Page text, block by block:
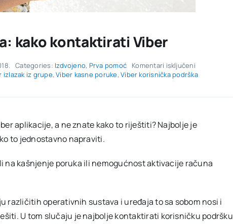
kako kontaktirati Viber
Categories: Izdvojeno, Prva pomoć Komentari isključeniza
Viber
izlazak iz grupe,Viber kasne poruke,Viber korisnička podrška
aplikacije, a ne znate kako to riještiti? Najbolje je
to jednostavno napraviti.
na kašnjenje poruka ili nemogućnost aktivacije računa
različitih operativnih sustava i uređaja to sa sobom nosi i
U tom slučaju je najbolje kontaktirati korisničku podršku